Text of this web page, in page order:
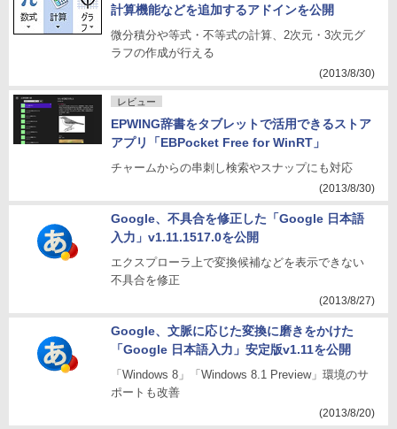
計算機能などを追加するアドインを公開
微分積分や等式・不等式の計算、2次元・3次元グ
ラフの作成が行える
(2013/8/30)
レビュー
EPWING辞書をタブレットで活用できるストア
アプリ「EBPocket Free for WinRT」
チャームからの串刺し検索やスナップにも対応
(2013/8/30)
Google、不具合を修正した「Google 日本語
入力」v1.11.1517.0を公開
エクスプローラ上で変換候補などを表示できない
不具合を修正
(2013/8/27)
Google、文脈に応じた変換に磨きをかけた
「Google 日本語入力」安定版v1.11を公開
「Windows 8」「Windows 8.1 Preview」環境のサ
ポートも改善
(2013/8/20)